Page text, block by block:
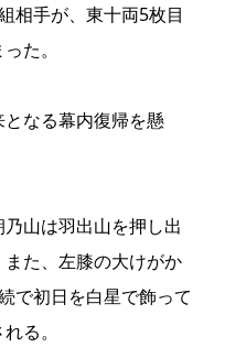
相手が、東十両5枚目
た。
なる幕内復帰を懸
山は羽出山を押し出
た、左膝の大けがか
で初日を白星で飾って
る。